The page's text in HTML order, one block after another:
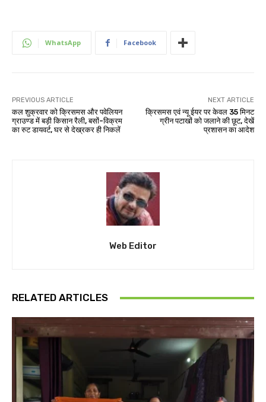
WhatsApp Facebook
PREVIOUS ARTICLE
कल शुक्रवार को क्रिसमस और पवेलियन
ग्राउण्ड में बड़ी किसान रैली, बसों-विक्रम
का रुट डायवर्ट, घर से देख्रकर ही निकलें
NEXT ARTICLE
क्रिसमस एवं न्यू ईयर पर केवल 35 मिनट
ग्रीन पटाखों को जलाने की छूट, देखें
प्रशासन का आदेश
Web Editor
RELATED ARTICLES